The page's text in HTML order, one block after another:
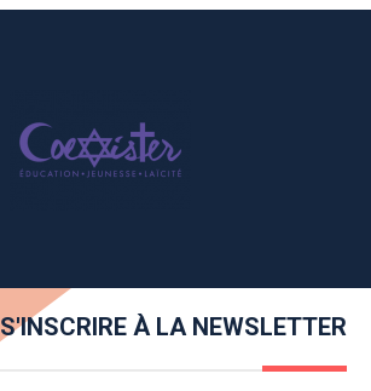
S'INSCRIRE À LA NEWSLETTER